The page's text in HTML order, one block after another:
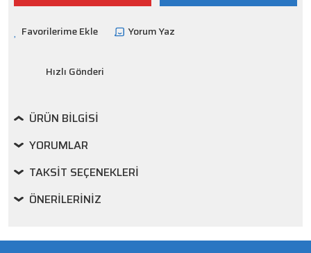
Yorum Yaz
Hızlı Gönderi
ÜRÜN BILGISI
YORUMLAR
TAKSIT SEÇENEKLERI
ÖNERILERINIZ